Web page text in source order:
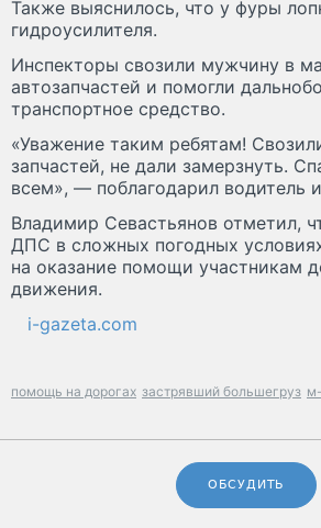
Также выяснилось, что у фуры
гидроусилителя.
Инспекторы свозили мужчину в
автозапчастей и помогли
транспортное средство.
«Уважение таким ребятам!
запчастей, не дали замерзнуть.
всем», — поблагодарил водитель
Владимир Севастьянов отметил,
ДПС в сложных погодных
на оказание помощи участникам
движения.
i-gazeta.com
помощь на дорогах застрявший большегруз
ОБСУДИТЬ